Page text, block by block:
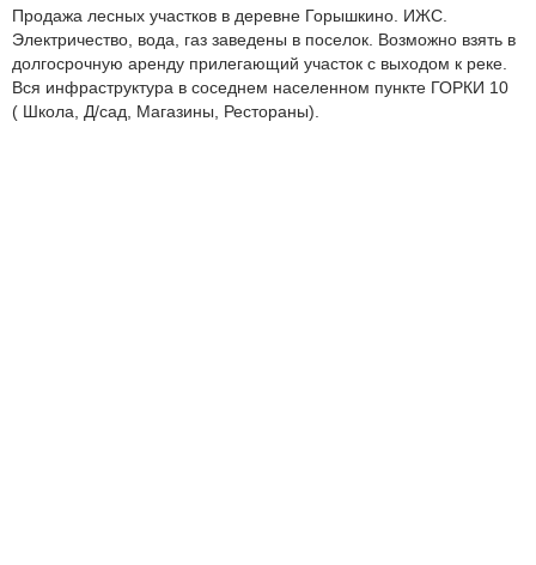
Продажа лесных участков в деревне Горышкино. ИЖС.
Электричество, вода, газ заведены в поселок. Возможно взять в
долгосрочную аренду прилегающий участок с выходом к реке.
Вся инфраструктура в соседнем населенном пункте ГОРКИ 10
( Школа, Д/сад, Магазины, Рестораны).